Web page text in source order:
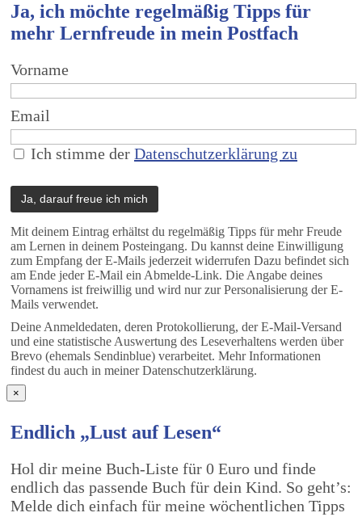
Ja, ich möchte regelmäßig Tipps für
mehr Lernfreude in mein Postfach
Vorname
Email
Ich stimme der Datenschutzerklärung zu
Mit deinem Eintrag erhältst du regelmäßig Tipps für mehr Freude
am Lernen in deinem Posteingang. Du kannst deine Einwilligung
zum Empfang der E-Mails jederzeit widerrufen Dazu befindet sich
am Ende jeder E-Mail ein Abmelde-Link. Die Angabe deines
Vornamens ist freiwillig und wird nur zur Personalisierung der E-
Mails verwendet.
Deine Anmeldedaten, deren Protokollierung, der E-Mail-Versand
und eine statistische Auswertung des Leseverhaltens werden über
Brevo (ehemals Sendinblue) verarbeitet. Mehr Informationen
findest du auch in meiner Datenschutzerklärung.
×
Endlich „Lust auf Lesen“
Hol dir meine Buch-Liste für 0 Euro und finde
endlich das passende Buch für dein Kind. So geht’s:
Melde dich einfach für meine wöchentlichen Tipps